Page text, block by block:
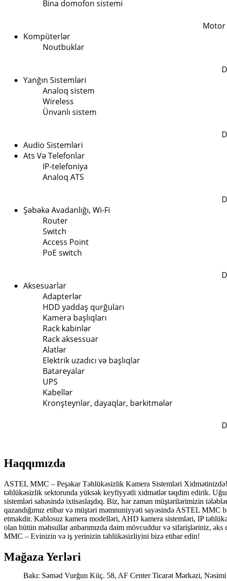
Bina domofon sistemi
Motor
Kompüterlər
Noutbuklar
Yanğın Sistemləri
Analoq sistem
Wireless
Ünvanlı sistem
Audio Sistemləri
Ats Və Telefonlar
IP-telefoniya
Analoq ATS
Şəbəkə Avadanlığı, Wi-Fi
Router
Switch
Access Point
PoE switch
Aksesuarlar
Adapterlər
HDD yaddaş qurğuları
Kamera başlıqları
Rack kabinlər
Rack aksessuar
Alatlər
Elektrik uzadıcı və başlıqlar
Batareyalar
UPS
Kabellər
Kronşteynlər, dayaqlar, bərkitmələr
Haqqımızda
ASTEL MMC – Peşəkar Təhlükəsizlik Kamera Sistemləri
təhlükəsizlik sektorunda yüksək keyfiyyətli xidmətlər təqdim edirik.
sistemləri sahəsində ixtisaslaşdıq. Biz, hər zaman müştərilərimizin
qazandığımız etibar və müştəri məmnuniyyəti sayəsində ASTEL
etməkdir. Kablosuz kamera modelləri, AHD kamera sistemləri, IP
olan bütün məhsullar anbarımızda daim mövcuddur və sifarişləriniz,
MMC – Evinizin və iş yerinizin təhlükəsizliyini bizə etibar edin!
Mağaza Yerləri
Bakı: Səməd Vurğun Küç. 58, AF Center Ticarət Mərkəzi,